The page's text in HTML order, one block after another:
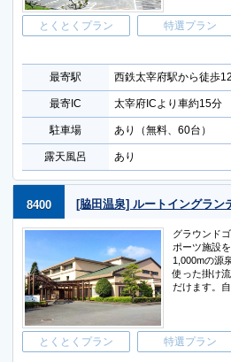
とくとくプラン 特選プラン
最寄駅 西鉄太宰府駅から徒歩
最寄IC 太宰府ICより車約15分
駐車場 あり（無料、60台）
露天風呂 あり
8400 [脇田温泉] ルートイングラン
グラウンド
ポーツ施設
1,000mの源
使った掛け
だけます。
とくとくプラン 特選プラン